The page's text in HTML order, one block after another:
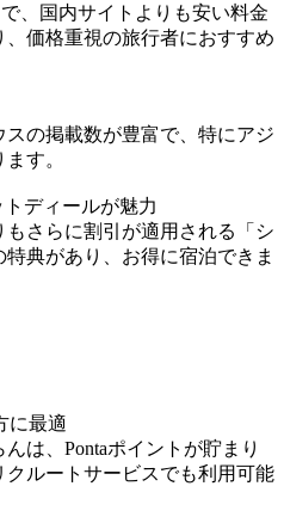
、国内サイトよりも安い料金
価格重視の旅行者におすすめ
の掲載数が豊富で、特にアジ
す。
ディールが魅力
さらに割引が適用される「シ
典があり、お得に宿泊できま
に最適
は、Pontaポイントが貯まり
ルートサービスでも利用可能